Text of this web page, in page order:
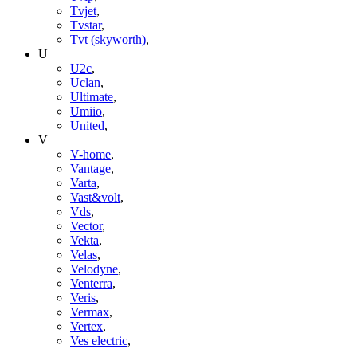
Tvjet,
Tvstar,
Tvt (skyworth),
U
U2c,
Uclan,
Ultimate,
Umiio,
United,
V
V-home,
Vantage,
Varta,
Vast&volt,
Vds,
Vector,
Vekta,
Velas,
Velodyne,
Venterra,
Veris,
Vermax,
Vertex,
Ves electric,